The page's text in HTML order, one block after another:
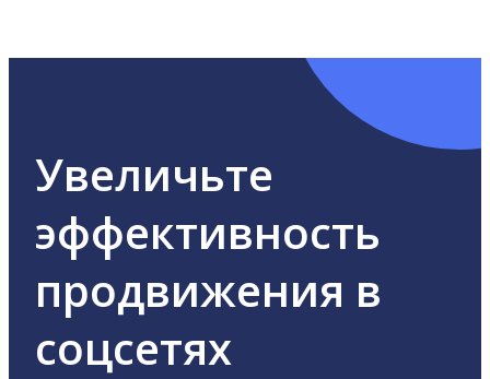
Увеличьте
эффективность
продвижения в
соцсетях